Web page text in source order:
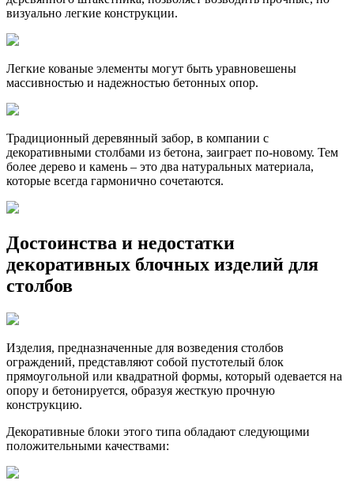
визуально легкие конструкции.
Легкие кованые элементы могут быть уравновешены
массивностью и надежностью бетонных опор.
Традиционный деревянный забор, в компании с
декоративными столбами из бетона, заиграет по-новому. Тем
более дерево и камень – это два натуральных материала,
которые всегда гармонично сочетаются.
Достоинства и недостатки
декоративных блочных изделий для
столбов
Изделия, предназначенные для возведения столбов
ограждений, представляют собой пустотелый блок
прямоугольной или квадратной формы, который одевается на
опору и бетонируется, образуя жесткую прочную
конструкцию.
Декоративные блоки этого типа обладают следующими
положительными качествами: